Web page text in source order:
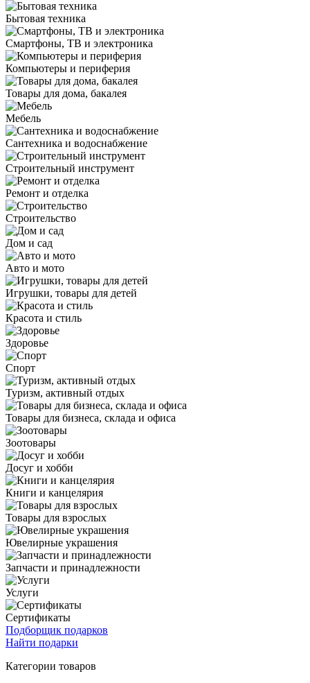
Бытовая техника
Смартфоны, ТВ и электроника
Компьютеры и периферия
Товары для дома, бакалея
Мебель
Сантехника и водоснабжение
Строительный инструмент
Ремонт и отделка
Строительство
Дом и сад
Авто и мото
Игрушки, товары для детей
Красота и стиль
Здоровье
Спорт
Туризм, активный отдых
Товары для бизнеса, склада и офиса
Зоотовары
Досуг и хобби
Книги и канцелярия
Товары для взрослых
Ювелирные украшения
Запчасти и принадлежности
Услуги
Сертификаты
Подборщик подарков
Найти подарки
Категории товаров